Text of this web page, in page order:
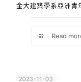
金大建築學系亞洲青
Read
2023-11-03